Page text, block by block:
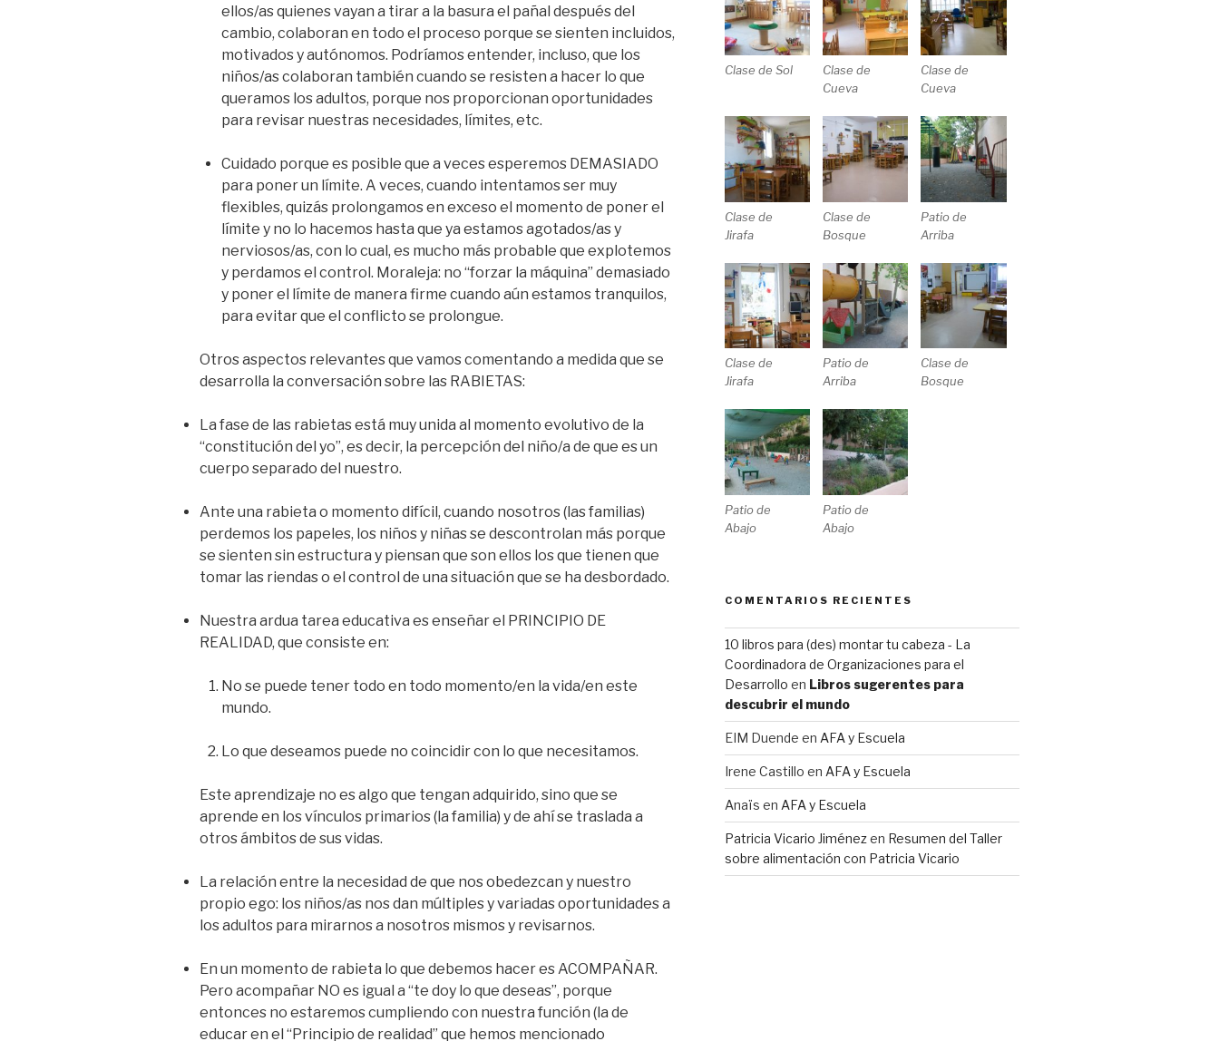
ellos/as quienes vayan a tirar a la basura el pañal después del
cambio, colaboran en todo el proceso porque se sienten incluidos,
motivados y autónomos. Podríamos entender, incluso, que los
niños/as colaboran también cuando se resisten a hacer lo que
queramos los adultos, porque nos proporcionan oportunidades
para revisar nuestras necesidades, límites, etc.
Cuidado porque es posible que a veces esperemos DEMASIADO
para poner un límite. A veces, cuando intentamos ser muy
flexibles, quizás prolongamos en exceso el momento de poner el
límite y no lo hacemos hasta que ya estamos agotados/as y
nerviosos/as, con lo cual, es mucho más probable que explotemos
y perdamos el control. Moraleja: no “forzar la máquina” demasiado
y poner el límite de manera firme cuando aún estamos tranquilos,
para evitar que el conflicto se prolongue.
Otros aspectos relevantes que vamos comentando a medida que se
desarrolla la conversación sobre las RABIETAS:
La fase de las rabietas está muy unida al momento evolutivo de la
“constitución del yo”, es decir, la percepción del niño/a de que es un
cuerpo separado del nuestro.
Ante una rabieta o momento difícil, cuando nosotros (las familias)
perdemos los papeles, los niños y niñas se descontrolan más porque
se sienten sin estructura y piensan que son ellos los que tienen que
tomar las riendas o el control de una situación que se ha desbordado.
Nuestra ardua tarea educativa es enseñar el PRINCIPIO DE
REALIDAD, que consiste en:
No se puede tener todo en todo momento/en la vida/en este
mundo.
Lo que deseamos puede no coincidir con lo que necesitamos.
Este aprendizaje no es algo que tengan adquirido, sino que se
aprende en los vínculos primarios (la familia) y de ahí se traslada a
otros ámbitos de sus vidas.
La relación entre la necesidad de que nos obedezcan y nuestro
propio ego: los niños/as nos dan múltiples y variadas oportunidades a
los adultos para mirarnos a nosotros mismos y revisarnos.
En un momento de rabieta lo que debemos hacer es ACOMPAÑAR.
Pero acompañar NO es igual a “te doy lo que deseas”, porque
entonces no estaremos cumpliendo con nuestra función (la de
educar en el “Principio de realidad” que hemos mencionado
Clase de Sol
Clase de
Cueva
Clase de
Cueva
Clase de
Jirafa
Clase de
Bosque
Patio de
Arriba
Clase de
Jirafa
Patio de
Arriba
Clase de
Bosque
Patio de
Abajo
Patio de
Abajo
COMENTARIOS RECIENTES
10 libros para (des) montar tu cabeza - La
Coordinadora de Organizaciones para el
Desarrollo en Libros sugerentes para
descubrir el mundo
EIM Duende en AFA y Escuela
Irene Castillo en AFA y Escuela
Anaïs en AFA y Escuela
Patricia Vicario Jiménezen Resumen del Taller
sobre alimentación con Patricia Vicario